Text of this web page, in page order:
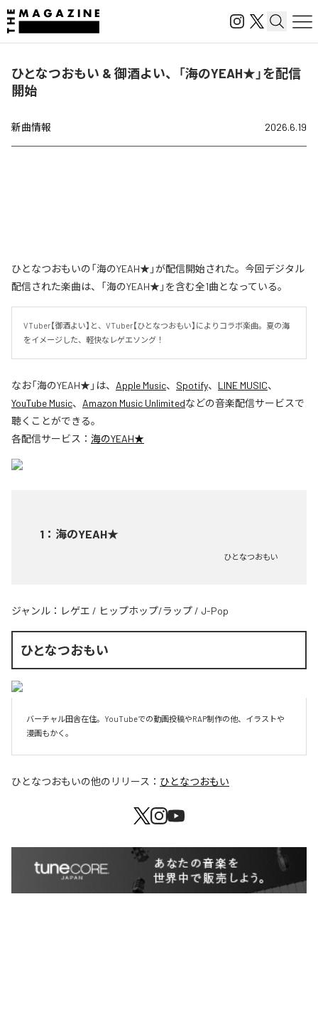
ひとなつおもい & 御酒よい、「海のYEAH★」を配信
開始
新曲情報 2026.6.19
ひとなつおもいの「海のYEAH★」が配信開始された。今回デジタル
配信された楽曲は、「海のYEAH★」を含む全1曲となっている。
VTuber【御酒よい】と、VTuber【ひとなつおもい】によりコラボ楽曲。夏の海
をイメージした、軽快なレゲエソング！
なお「海のYEAH★ 」は、 Apple Music、 Spotify、 LINE MUSIC、
YouTube Music、 Amazon Music Unlimitedなどの音楽配信サービスで
聴くことができる。
各配信サービス： 海のYEAH★
1 ： 海のYEAH★
ひとなつおもい
ジャンル： レゲエ / ヒップホップ/ラップ / J-Pop
ひとなつおもい
バーチャル田舎在住。YouTubeでの動画投稿やRAP制作の他、イラストや
漫画もかく。
ひとなつおもいの他のリリース： ひとなつおもい